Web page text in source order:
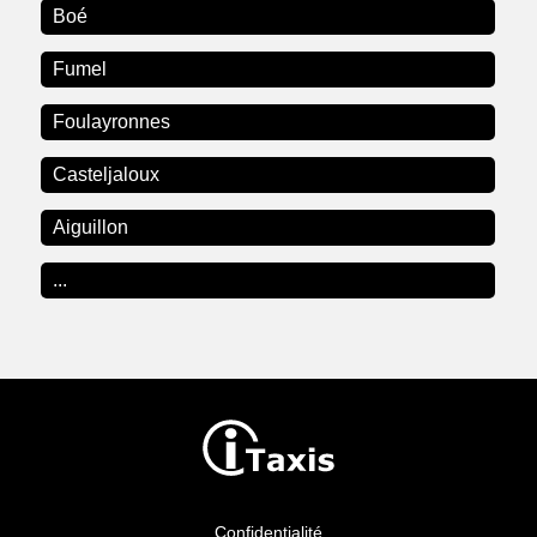
Boé
Fumel
Foulayronnes
Casteljaloux
Aiguillon
...
Confidentialité